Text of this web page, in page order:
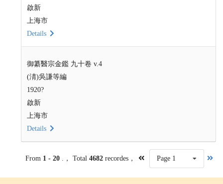
啟新
上海市
Details
御纂醫宗金鑑 九十卷 v.4
(淸)吳謙等編
1920?
啟新
上海市
Details
From 1 - 20 .， Total 4682recordes， Page 1